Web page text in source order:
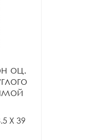
оц.
X 39